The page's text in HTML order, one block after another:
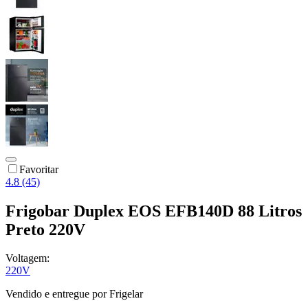
Favoritar
4.8 (45)
Frigobar Duplex EOS EFB140D 88 Litros
Preto 220V
Voltagem:
220V
Vendido e entregue por Frigelar